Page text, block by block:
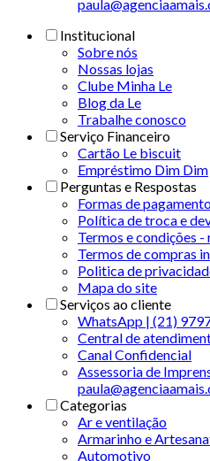
Institucional
Sobre nós
Nossas lojas
Clube Minha Le
Blog da Le
Trabalhe conosco
Serviço Financeiro
Cartão Le biscuit
Empréstimo Dim Dim
Perguntas e Respostas
Formas de
Política de troca e
Termos e condições
Termos de compras
Politica de
Mapa do site
Serviços ao cliente
WhatsApp | (21)
Central de
Canal Confidencial
Assessoria de
Categorias
Ar e ventilação
Armarinho e
Automotivo